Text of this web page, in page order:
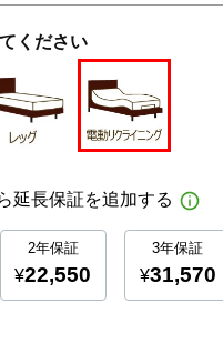
ください